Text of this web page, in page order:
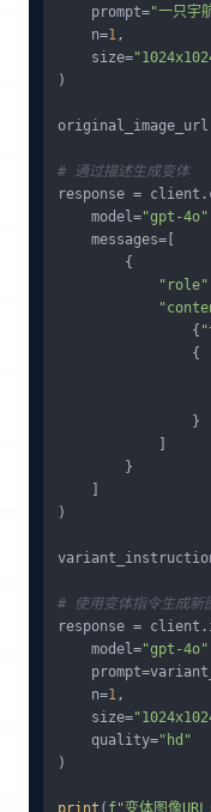
    prompt=
"一只宇
    n=
1,
    size=
)
original_image_url
# 通过描述生成变体
response =
    model=
"gpt-4o"
    messages=[
        {
"role"
                {
                {
                }
        }
)
# 使用变体指令生成新
response =
    model=
"gpt-4o"
    n=
1,
    size=
    quality=
"hd"
)